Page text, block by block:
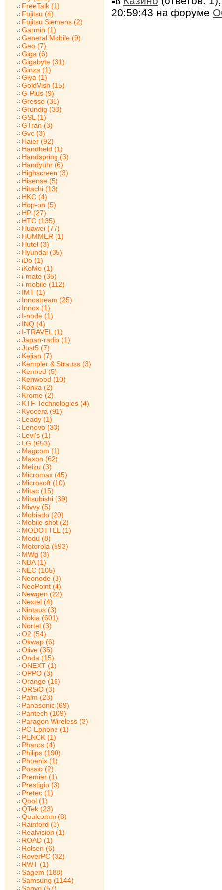
FreeTalk (1)
Fujitsu (4)
Fujitsu Siemens (2)
Garmin (1)
General Mobile (9)
Geo (7)
Giga (6)
Gigabyte (31)
Ginza (1)
Giya (1)
GoldVish (15)
G-Plus (9)
Gresso (35)
Grundig (33)
GSL (1)
GTran (3)
Gvc (3)
Haier (92)
Handheld (1)
Handspring (3)
Handyuhr (6)
Highscreen (3)
Hisense (5)
Hitachi (13)
HKC (4)
Hop-on (5)
HP (27)
HTC (135)
Huawei (77)
HUMMER (1)
Hutel (3)
Hyundai (35)
iDo (1)
iKoMo (1)
i-mate (35)
i-mobile (112)
IMT (1)
Innostream (25)
Innox (1)
I-node (1)
INQ (4)
I-TRAVEL (1)
Japan-radio (1)
Just5 (7)
Kejian (7)
Kempler & Strauss (3)
Kenned (5)
Kenwood (10)
Konka (2)
Krome (2)
KTF Technologies (4)
Kyocera (91)
Leady (1)
Lenovo (33)
Levi's (1)
LG (653)
Magcom (1)
Maxon (62)
Meizu (3)
Micromax (45)
Microsoft (10)
Mitac (15)
Mitsubishi (39)
Mivvy (5)
Mobiado (20)
Mobile shot (2)
MODOTTEL (1)
Modu (8)
Motorola (593)
MWg (3)
NBA (1)
NEC (105)
Neonode (3)
NeoPoint (4)
Newgen (22)
Nextel (4)
Nintaus (3)
Nokia (601)
Nortel (3)
O2 (54)
Okwap (6)
Olive (35)
Onda (15)
ONEXT (1)
OPPO (3)
Orange (16)
ORSiO (3)
Palm (23)
Panasonic (69)
Pantech (109)
Paragon Wireless (3)
PC-Ephone (1)
PENCK (1)
Pharos (4)
Philips (190)
Phoenix (1)
Possio (2)
Premier (1)
Prestigio (3)
Pretec (1)
Qool (1)
QTek (23)
Qualcomm (8)
Rainford (3)
Realvision (1)
ROAD (1)
Rolsen (6)
RoverPC (32)
RWT (1)
Sagem (188)
Samsung (1144)
Sanyo (57)
20:59:43 на форуме